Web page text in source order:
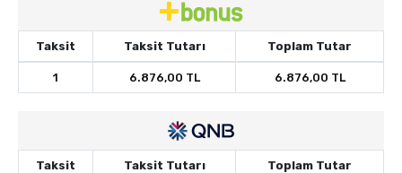
Taksit Taksit Tutarı Toplam Tutar
1 6.876,00 TL 6.876,00 TL
Taksit Taksit Tutarı Toplam Tutar